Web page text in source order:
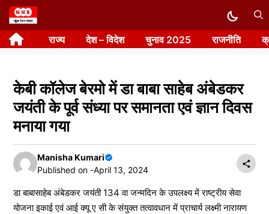
Skip
to
content राज्य देश – विदेश चुनाव 2025 राजनीति
केबी कॉलेज बेरमो में डा बाबा साहेब अंबेडकर
जयंती के पूर्व संध्या पर समानता एवं ज्ञान दिवस
मनाया गया
Manisha Kumari
Published on -April 13, 2024
डा बाबासाहेब अंबेडकर जयंती 134 वा जन्मदिन के उपलक्ष्य में राष्ट्रीय सेवा
योजना इकाई एवं आई क्यू ए सी के संयुक्त तत्वावधान में प्राचार्य लक्ष्मी नारायण